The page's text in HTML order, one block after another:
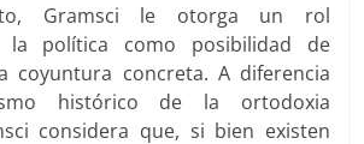
Gramsci le otorga un rol
la política como posibilidad de
coyuntura concreta. A diferencia
histórico de la ortodoxia
considera que, si bien existen